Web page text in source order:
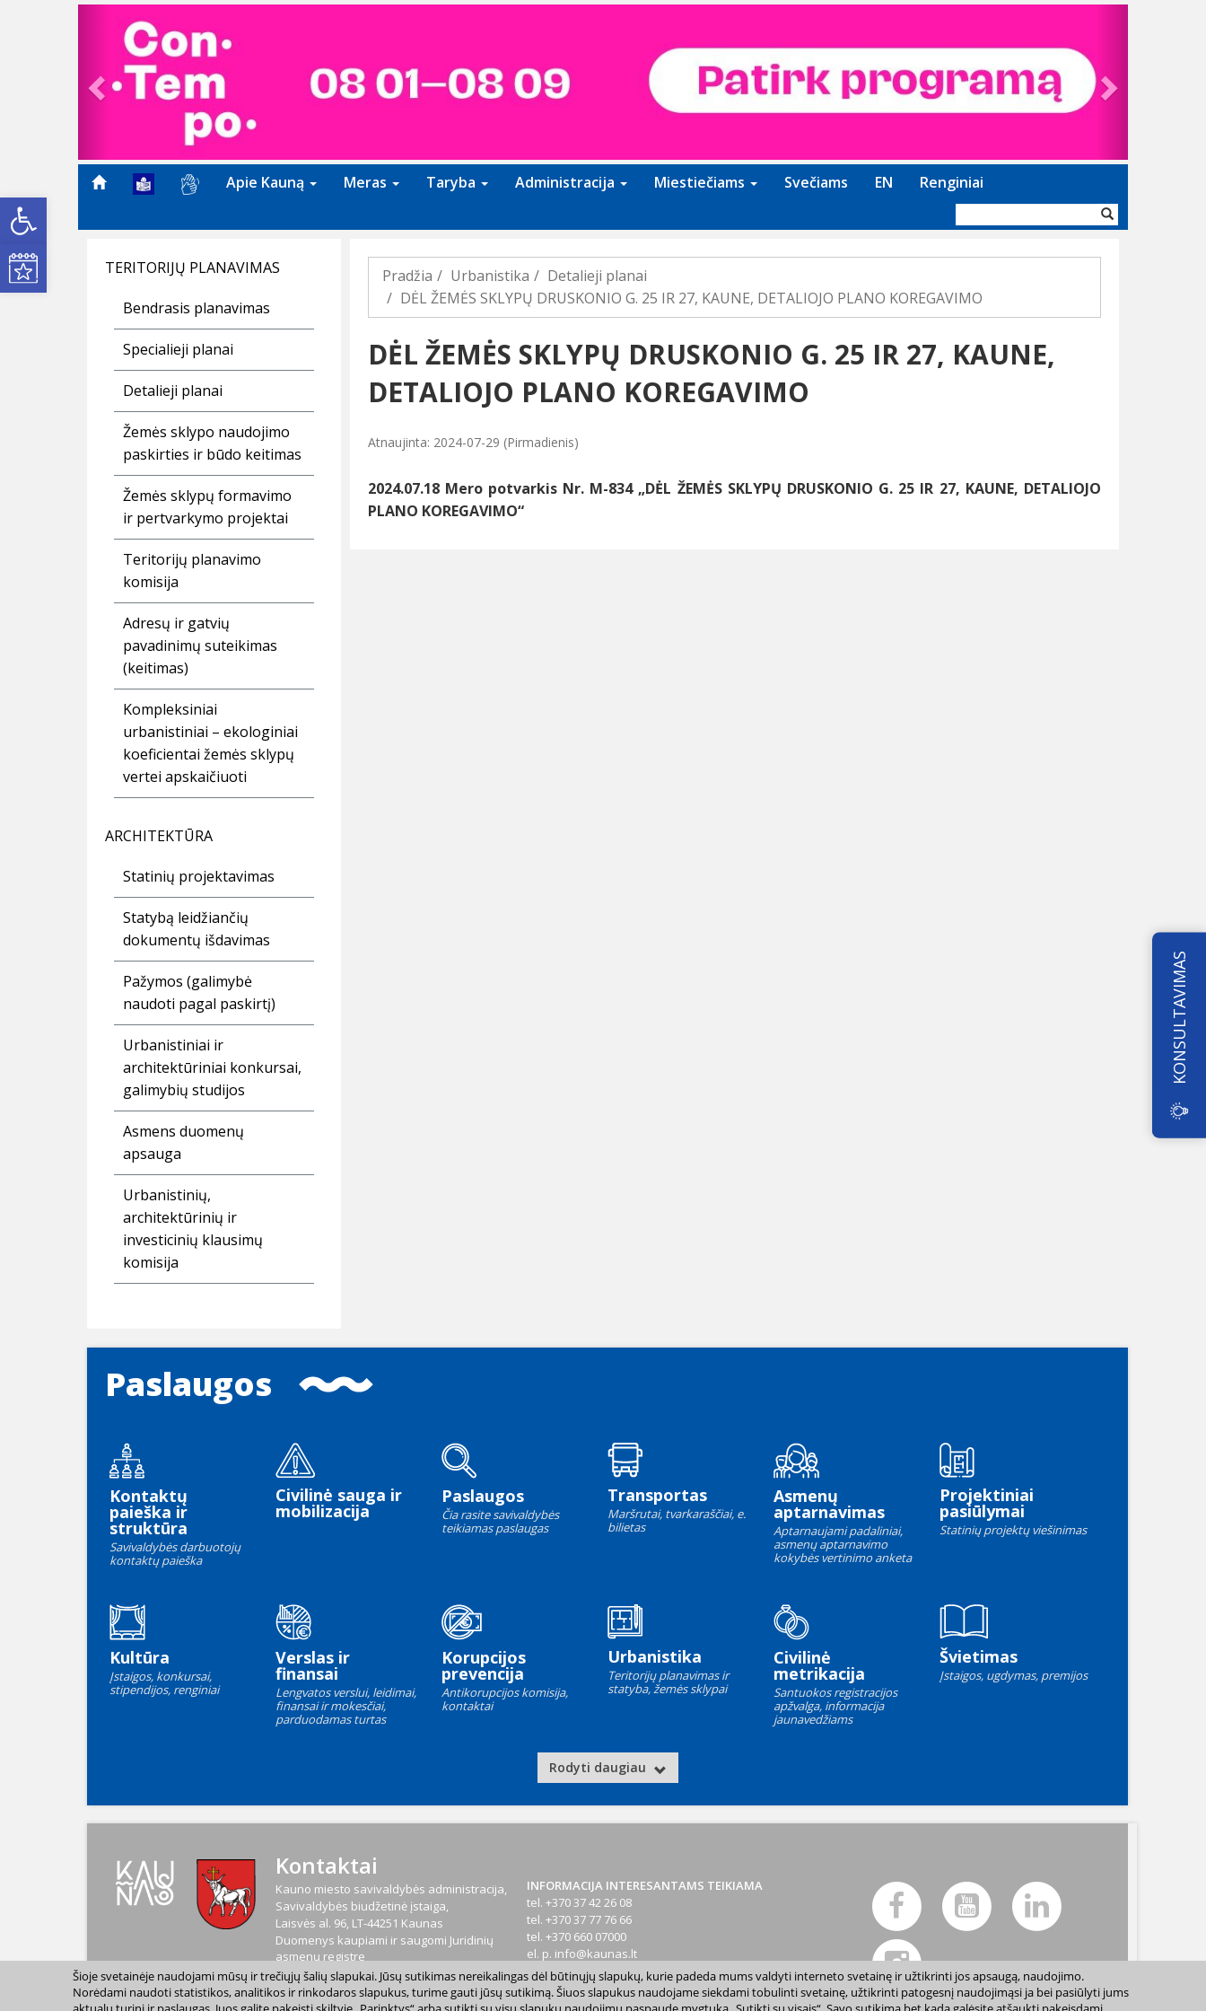
Open toolbar
Kultūros renginiai
Previous
Apie Kauną Meras Taryba Administracija Miestiečiams Svečiams EN Renginiai
forma
TERITORIJŲ PLANAVIMAS
Bendrasis planavimas
Specialieji planai
Detalieji planai
Žemės sklypo naudojimo
paskirties ir būdo keitimas
Žemės sklypų formavimo
ir pertvarkymo projektai
Teritorijų planavimo
komisija
Adresų ir gatvių
pavadinimų suteikimas
(keitimas)
Kompleksiniai
urbanistiniai – ekologiniai
koeficientai žemės sklypų
vertei apskaičiuoti
ARCHITEKTŪRA
Statinių projektavimas
Statybą leidžiančių
dokumentų išdavimas
Pažymos (galimybė
naudoti pagal paskirtį)
Urbanistiniai ir
architektūriniai konkursai,
galimybių studijos
Asmens duomenų
apsauga
Urbanistinių,
architektūrinių ir
investicinių klausimų
komisija
Pradžia Urbanistika
Detalieji planai
DĖL ŽEMĖS SKLYPŲ DRUSKONIO G. 25 IR 27, KAUNE, DETALIOJO PLANO KOREGAVIMO
DĖL ŽEMĖS SKLYPŲ DRUSKONIO G. 25 IR 27, KAUNE,
DETALIOJO PLANO KOREGAVIMO
Atnaujinta: 2024-07-29 (Pirmadienis)
2024.07.18 Mero potvarkis Nr. M-834 „DĖL ŽEMĖS SKLYPŲ DRUSKONIO G. 25 IR 27, KAUNE, DETALIOJO
PLANO KOREGAVIMO“
Paslaugos
Kontaktų
paieška ir
struktūra
Savivaldybės darbuotojų
kontaktų paieška
Civilinė sauga ir
mobilizacija
Paslaugos
Čia rasite savivaldybės
teikiamas paslaugas
Transportas
Maršrutai, tvarkaraščiai, e.
bilietas
Asmenų
aptarnavimas
Aptarnaujami padaliniai,
asmenų aptarnavimo
kokybės vertinimo anketa
Projektiniai
pasiūlymai
Statinių projektų viešinimas
Kultūra
Įstaigos, konkursai,
stipendijos, renginiai
Verslas ir
finansai
Lengvatos verslui, leidimai,
finansai ir mokesčiai,
parduodamas turtas
Korupcijos
prevencija
Antikorupcijos komisija,
kontaktai
Urbanistika
Teritorijų planavimas ir
statyba, žemės sklypai
Civilinė
metrikacija
Santuokos registracijos
apžvalga, informacija
jaunavedžiams
Švietimas
Įstaigos, ugdymas, premijos
Rodyti daugiau
Kontaktai
Kauno miesto savivaldybės administracija,
Savivaldybės biudžetinė įstaiga,
Laisvės al. 96, LT-44251 Kaunas
Duomenys kaupiami ir saugomi Juridinių
asmenų registre
Kodas188764867
PVM mokėtojo kodasLT 887648610
INFORMACIJA INTERESANTAMS TEIKIAMA
tel. +370 37 42 26 08
tel. +370 37 77 76 66
tel. +370 660 07000
el. p. info@kaunas.lt
Šioje svetainėje naudojami mūsų ir trečiųjų šalių slapukai. Jūsų sutikimas nereikalingas dėl būtinųjų slapukų, kurie padeda mums valdyti interneto svetainę ir užtikrinti jos apsaugą, naudojimo.
Norėdami naudoti statistikos, analitikos ir rinkodaros slapukus, turime gauti jūsų sutikimą. Šiuos slapukus naudojame siekdami tobulinti svetainę, užtikrinti patogesnį naudojimąsi ja bei pasiūlyti jums
KONSULTAVIMAS